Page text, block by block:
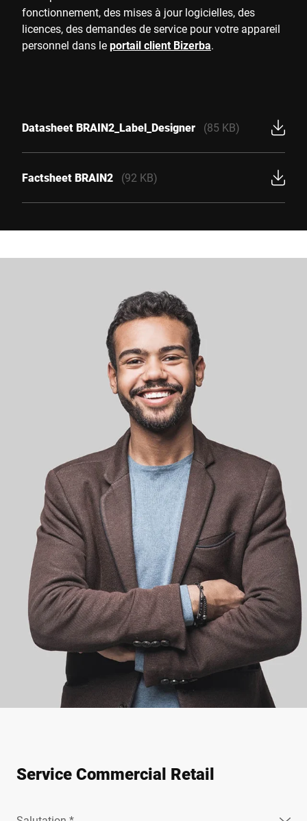
fonctionnement, des mises à jour logicielles, des
licences, des demandes de service pour votre appareil
personnel dans leportail client Bizerba.
Datasheet BRAIN2_Label_Designer (85 KB)
Factsheet BRAIN2 (92 KB)
Service Commercial Retail